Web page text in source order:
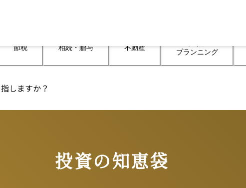
節税 相続・贈与 不動産
プランニング
しますか？
投資の知恵袋